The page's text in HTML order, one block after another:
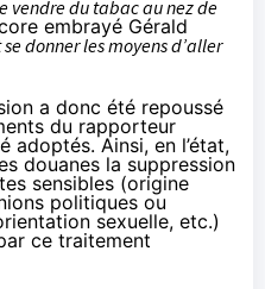
vendre du tabac au nez de
embrayé Gérald
donner les moyens d’aller
a donc été repoussé
du rapporteur
adoptés. Ainsi, en l’état,
douanes la suppression
sensibles (origine
politiques ou
sexuelle, etc.)
ce traitement